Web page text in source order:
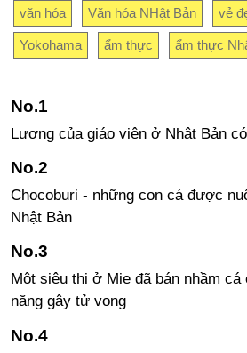
văn hóa Văn hóa NHật Bản vẻ
Yokohama ẩm thực ẩm thực
Lương của giáo viên ở Nhật Bản
Chocoburi - những con cá được
Nhật Bản
Một siêu thị ở Mie đã bán nhầm
năng gây tử vong